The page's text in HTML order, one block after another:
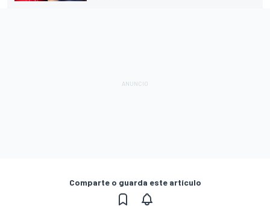
Comparte o guarda este artículo